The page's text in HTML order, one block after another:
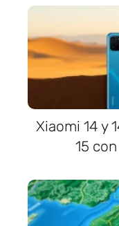
Xiaomi 14 y
15